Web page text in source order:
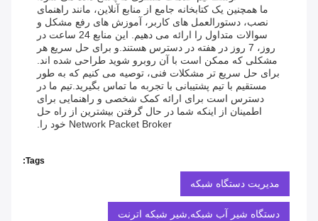
ما همچنین یک کتابخانه جامع از منابع آنلاین، مانند راهنمای
نصب، دستورالعمل های کاربر، آموزش های رفع مشکل و
سوالات متداول را ارائه می دهیم. این منابع 24 ساعت در
روز، 7 روز در هفته در دسترس هستند.و برای حل سریع هر
مشکلی که ممکن است با آن روبرو شوید طراحی شده اند.
برای حل سریع تر مشکلات فنی، توصیه می کنیم که به طور
مستقیم با تیم پشتیبانی با تجربه ما تماس بگیرید.تیم ما در
دسترس است برای ارائه کمک شخصی و راهنمایی برای
اطمینان از اینکه شما در حال گرفتن بیشترین از راه حل
Network Packet Broker خود را.
Tags:
مدیریت دستگاه شبکه
دستگاه شیر آب شبکه,شیر شبکه اترنت